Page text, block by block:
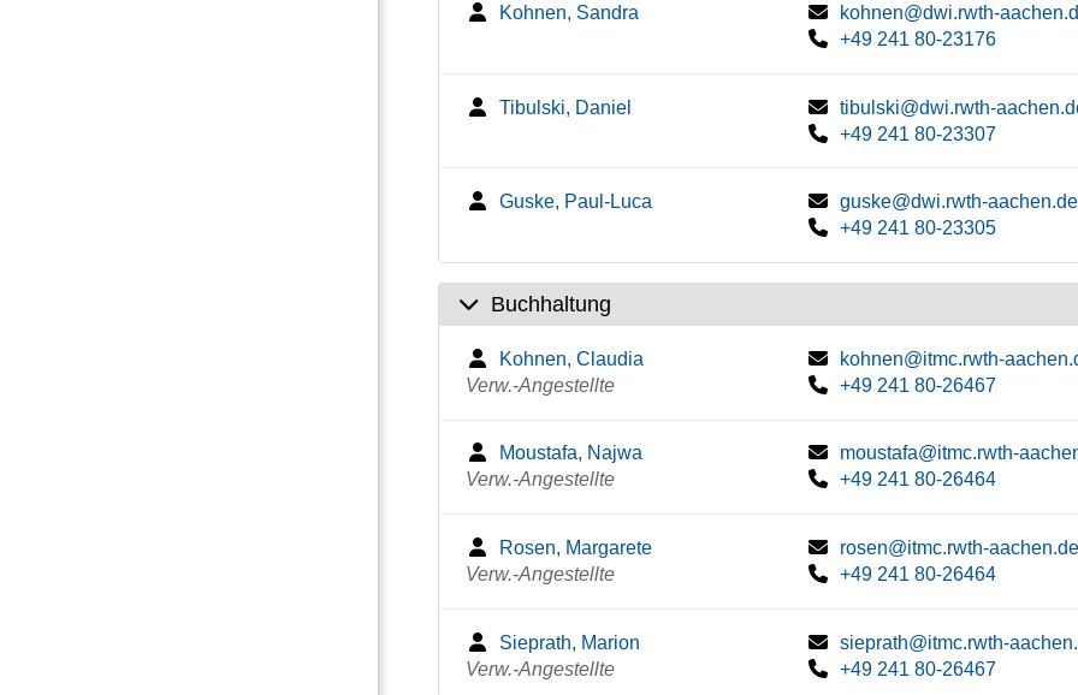
Kohnen, Sandra
kohnen@dwi.rwth-
+49 241 80-23176
Tibulski, Daniel
tibulski@dwi.rwth-
+49 241 80-23307
Guske, Paul-Luca
guske@dwi.rwth-aachen.de
+49 241 80-23305
Buchhaltung
Kohnen, Claudia
Verw.-Angestellte
kohnen@itmc.rwth-
+49 241 80-26467
Moustafa, Najwa
Verw.-Angestellte
moustafa@itmc.rwth-
+49 241 80-26464
Rosen, Margarete
Verw.-Angestellte
rosen@itmc.rwth-aachen.de
+49 241 80-26464
Sieprath, Marion
Verw.-Angestellte
sieprath@itmc.rwth-
+49 241 80-26467